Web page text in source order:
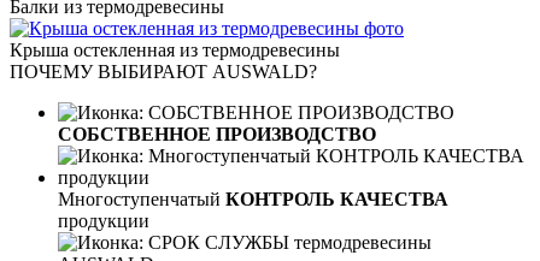
Балки из термодревесины
Крыша остекленная из термодревесины
ПОЧЕМУ ВЫБИРАЮТ AUSWALD?
СОБСТВЕННОЕ ПРОИЗВОДСТВО
Многоступенчатый КОНТРОЛЬ КАЧЕСТВА
продукции